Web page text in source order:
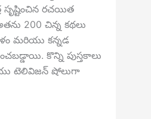
రచయిత
200 చిన్న కథలు
మరియు కన్నడ
కొన్ని పుస్తకాలు
టెలివిజన్ షోలుగా